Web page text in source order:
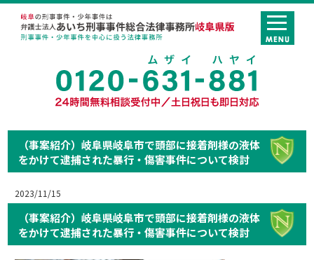
（事案紹介）岐阜県岐阜市で頭部に接着剤様の液体
をかけて逮捕された暴行・傷害事件について検討
2023/11/15
（事案紹介）岐阜県岐阜市で頭部に接着剤様の液体
をかけて逮捕された暴行・傷害事件について検討